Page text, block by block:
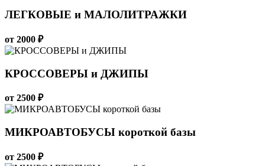
ЛЕГКОВЫЕ и МАЛОЛИТРАЖКИ
от 2000 ₽
КРОССОВЕРЫ и ДЖИПЫ
от 2500 ₽
МИКРОАВТОБУСЫ короткой базы
от 2500 ₽